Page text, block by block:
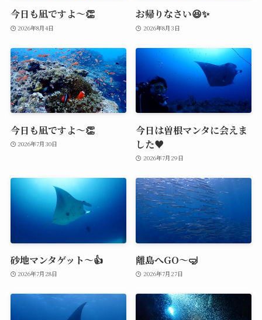
今日も凪ですよ～👏
2026年8月4日
お帰りなさい😆✨
2026年8月3日
今日も凪ですよ～👏
2026年7月30日
今日は曽根マンタに会えま
した♥️
2026年7月29日
砂地マンタゲット～👍
2026年7月28日
離島へGO～🤿
2026年7月27日